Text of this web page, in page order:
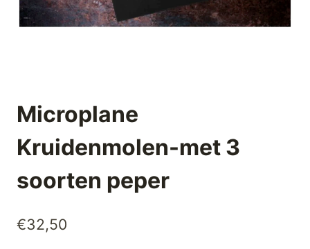
Microplane
Kruidenmolen-met 3
soorten peper
€32,50